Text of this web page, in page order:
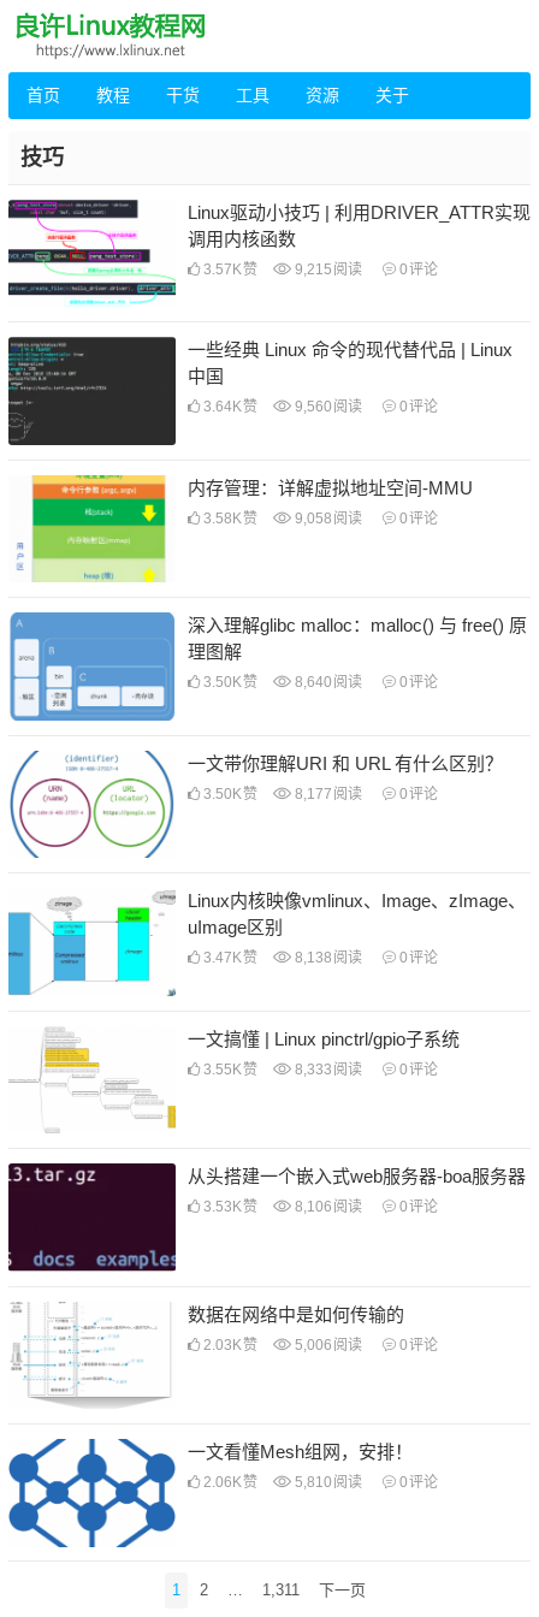
首页 教程 干货 工具 资源 关于
技巧
Linux驱动小技巧 | 利用DRIVER_ATTR实现
调用内核函数
3.57K赞 9,215 阅读 0评论
一些经典 Linux 命令的现代替代品 | Linux
中国
3.64K赞 9,560 阅读 0评论
内存管理：详解虚拟地址空间-MMU
3.58K赞 9,058 阅读 0评论
深入理解glibc malloc：malloc() 与 free() 原
理图解
3.50K赞 8,640 阅读 0评论
一文带你理解URI 和 URL 有什么区别？
3.50K赞 8,177 阅读 0评论
Linux内核映像vmlinux、Image、zImage、
uImage区别
3.47K赞 8,138 阅读 0评论
一文搞懂 | Linux pinctrl/gpio子系统
3.55K 赞 8,333 阅读 0评论
从头搭建一个嵌入式web服务器-boa服务器
3.53K赞 8,106 阅读 0评论
数据在网络中是如何传输的
2.03K 赞 5,006 阅读 0评论
一文看懂Mesh组网，安排！
2.06K赞 5,810 阅读 0评论
1 2 1,311 下一页